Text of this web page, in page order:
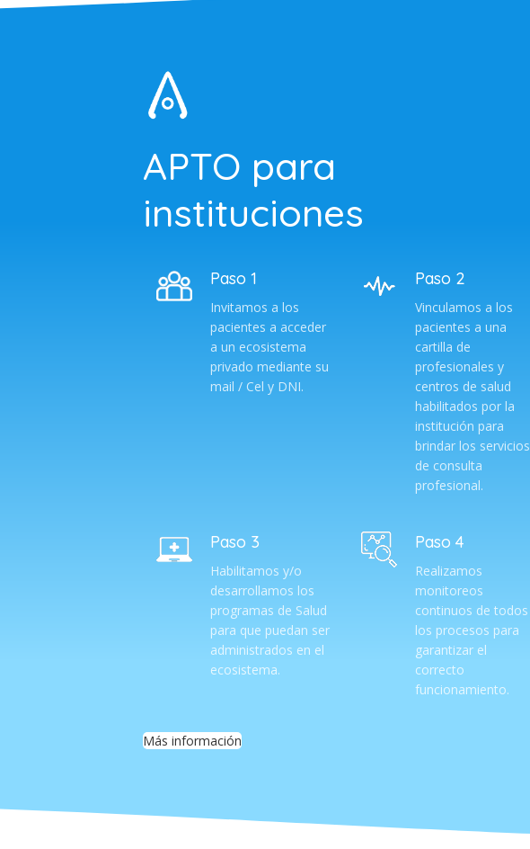
APTO para
instituciones
Paso 1
Invitamos a los
pacientes a acceder
a un ecosistema
privado mediante su
mail / Cel y DNI.
Paso 2
Vinculamos a los
pacientes a una
cartilla de
profesionales y
centros de salud
habilitados por la
institución para
brindar los servicios
de consulta
profesional.
Paso 3
Habilitamos y/o
desarrollamos los
programas de Salud
para que puedan ser
administrados en el
ecosistema.
Paso 4
Realizamos
monitoreos
continuos de todos
los procesos para
garantizar el
correcto
funcionamiento.
Más información